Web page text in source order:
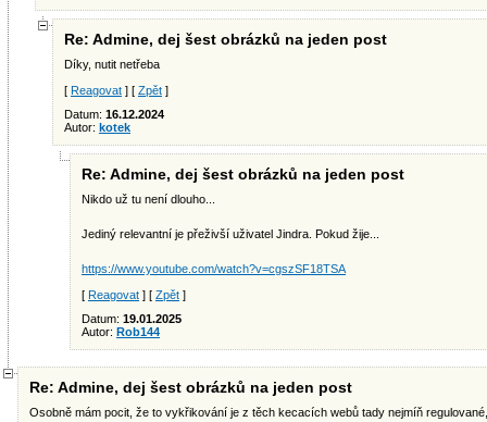
Re: Admine, dej šest obrázků na jeden post
Díky, nutit netřeba
[ Reagovat ] [ Zpět ]
Datum: 16.12.2024
Autor: kotek
Re: Admine, dej šest obrázků na jeden post
Nikdo už tu není dlouho...
Jediný relevantní je přeživší uživatel Jindra. Pokud žije...
https://www.youtube.com/watch?v=cgszSF18TSA
[ Reagovat ] [ Zpět ]
Datum: 19.01.2025
Autor: Rob144
Re: Admine, dej šest obrázků na jeden post
Osobně mám pocit, že to vykřikování je z těch kecacích webů tady nejmíň